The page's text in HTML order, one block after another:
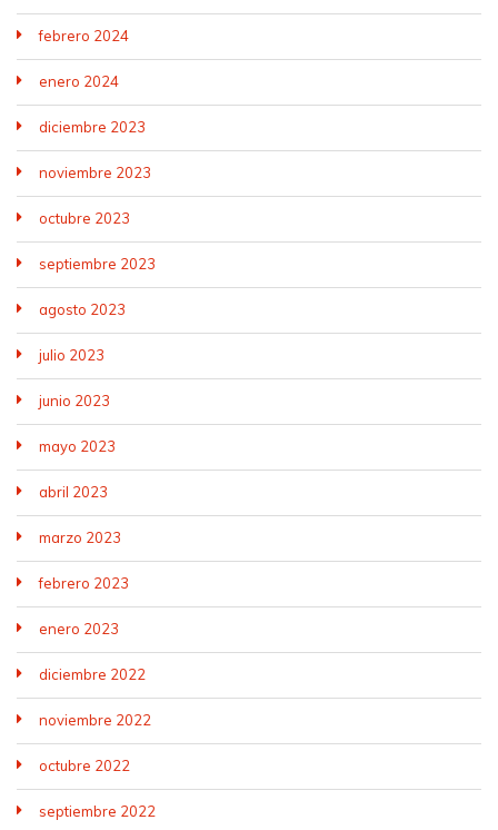
febrero 2024
enero 2024
diciembre 2023
noviembre 2023
octubre 2023
septiembre 2023
agosto 2023
julio 2023
junio 2023
mayo 2023
abril 2023
marzo 2023
febrero 2023
enero 2023
diciembre 2022
noviembre 2022
octubre 2022
septiembre 2022